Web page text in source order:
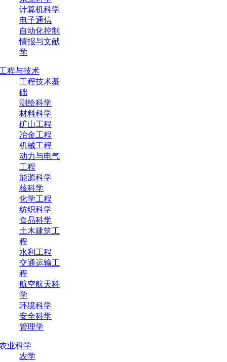
计算机科学
电子通信
自动化控制
情报与文献
学
程与技术
工程技术基
础
测绘科学
材料科学
矿山工程
冶金工程
机械工程
动力与电气
工程
能源科学
核科学
化学工程
纺织科学
食品科学
土木建筑工
程
水利工程
交通运输工
程
航空航天科
学
环境科学
安全科学
管理学
业科学
农学